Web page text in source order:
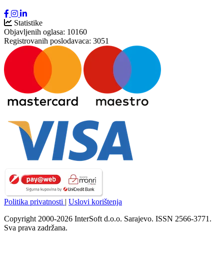
Statistike
Objavljenih oglasa: 10160
Registrovanih poslodavaca: 3051
Politika privatnosti | Uslovi korištenja
Copyright 2000-2026 InterSoft d.o.o. Sarajevo. ISSN 2566-3771.
Sva prava zadržana.